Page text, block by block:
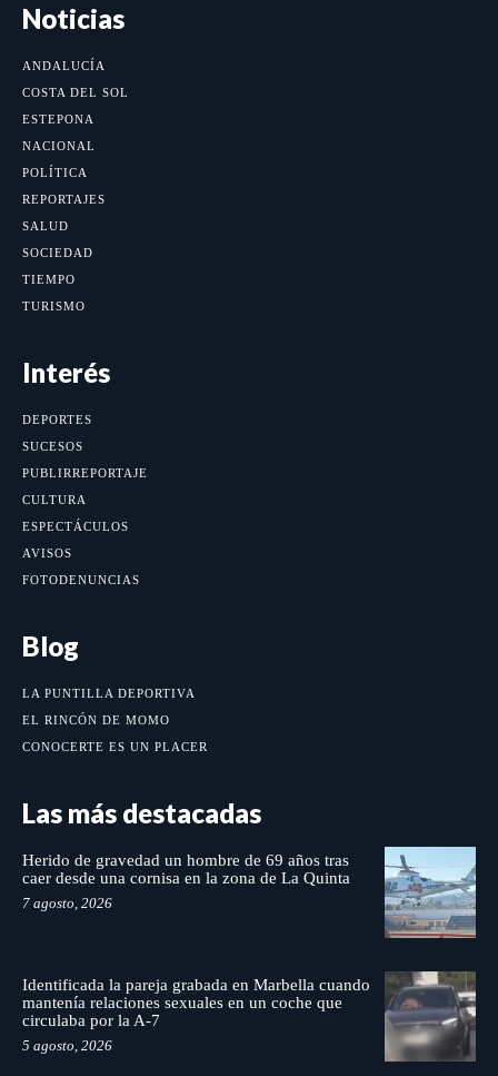
Noticias
ANDALUCÍA
COSTA DEL SOL
ESTEPONA
NACIONAL
POLÍTICA
REPORTAJES
SALUD
SOCIEDAD
TIEMPO
TURISMO
Interés
DEPORTES
SUCESOS
PUBLIRREPORTAJE
CULTURA
ESPECTÁCULOS
AVISOS
FOTODENUNCIAS
Blog
LA PUNTILLA DEPORTIVA
EL RINCÓN DE MOMO
CONOCERTE ES UN PLACER
Las más destacadas
Herido de gravedad un hombre de 69 años tras
caer desde una cornisa en la zona de La Quinta
7 agosto, 2026
Identificada la pareja grabada en Marbella cuando
mantenía relaciones sexuales en un coche que
circulaba por la A-7
5 agosto, 2026